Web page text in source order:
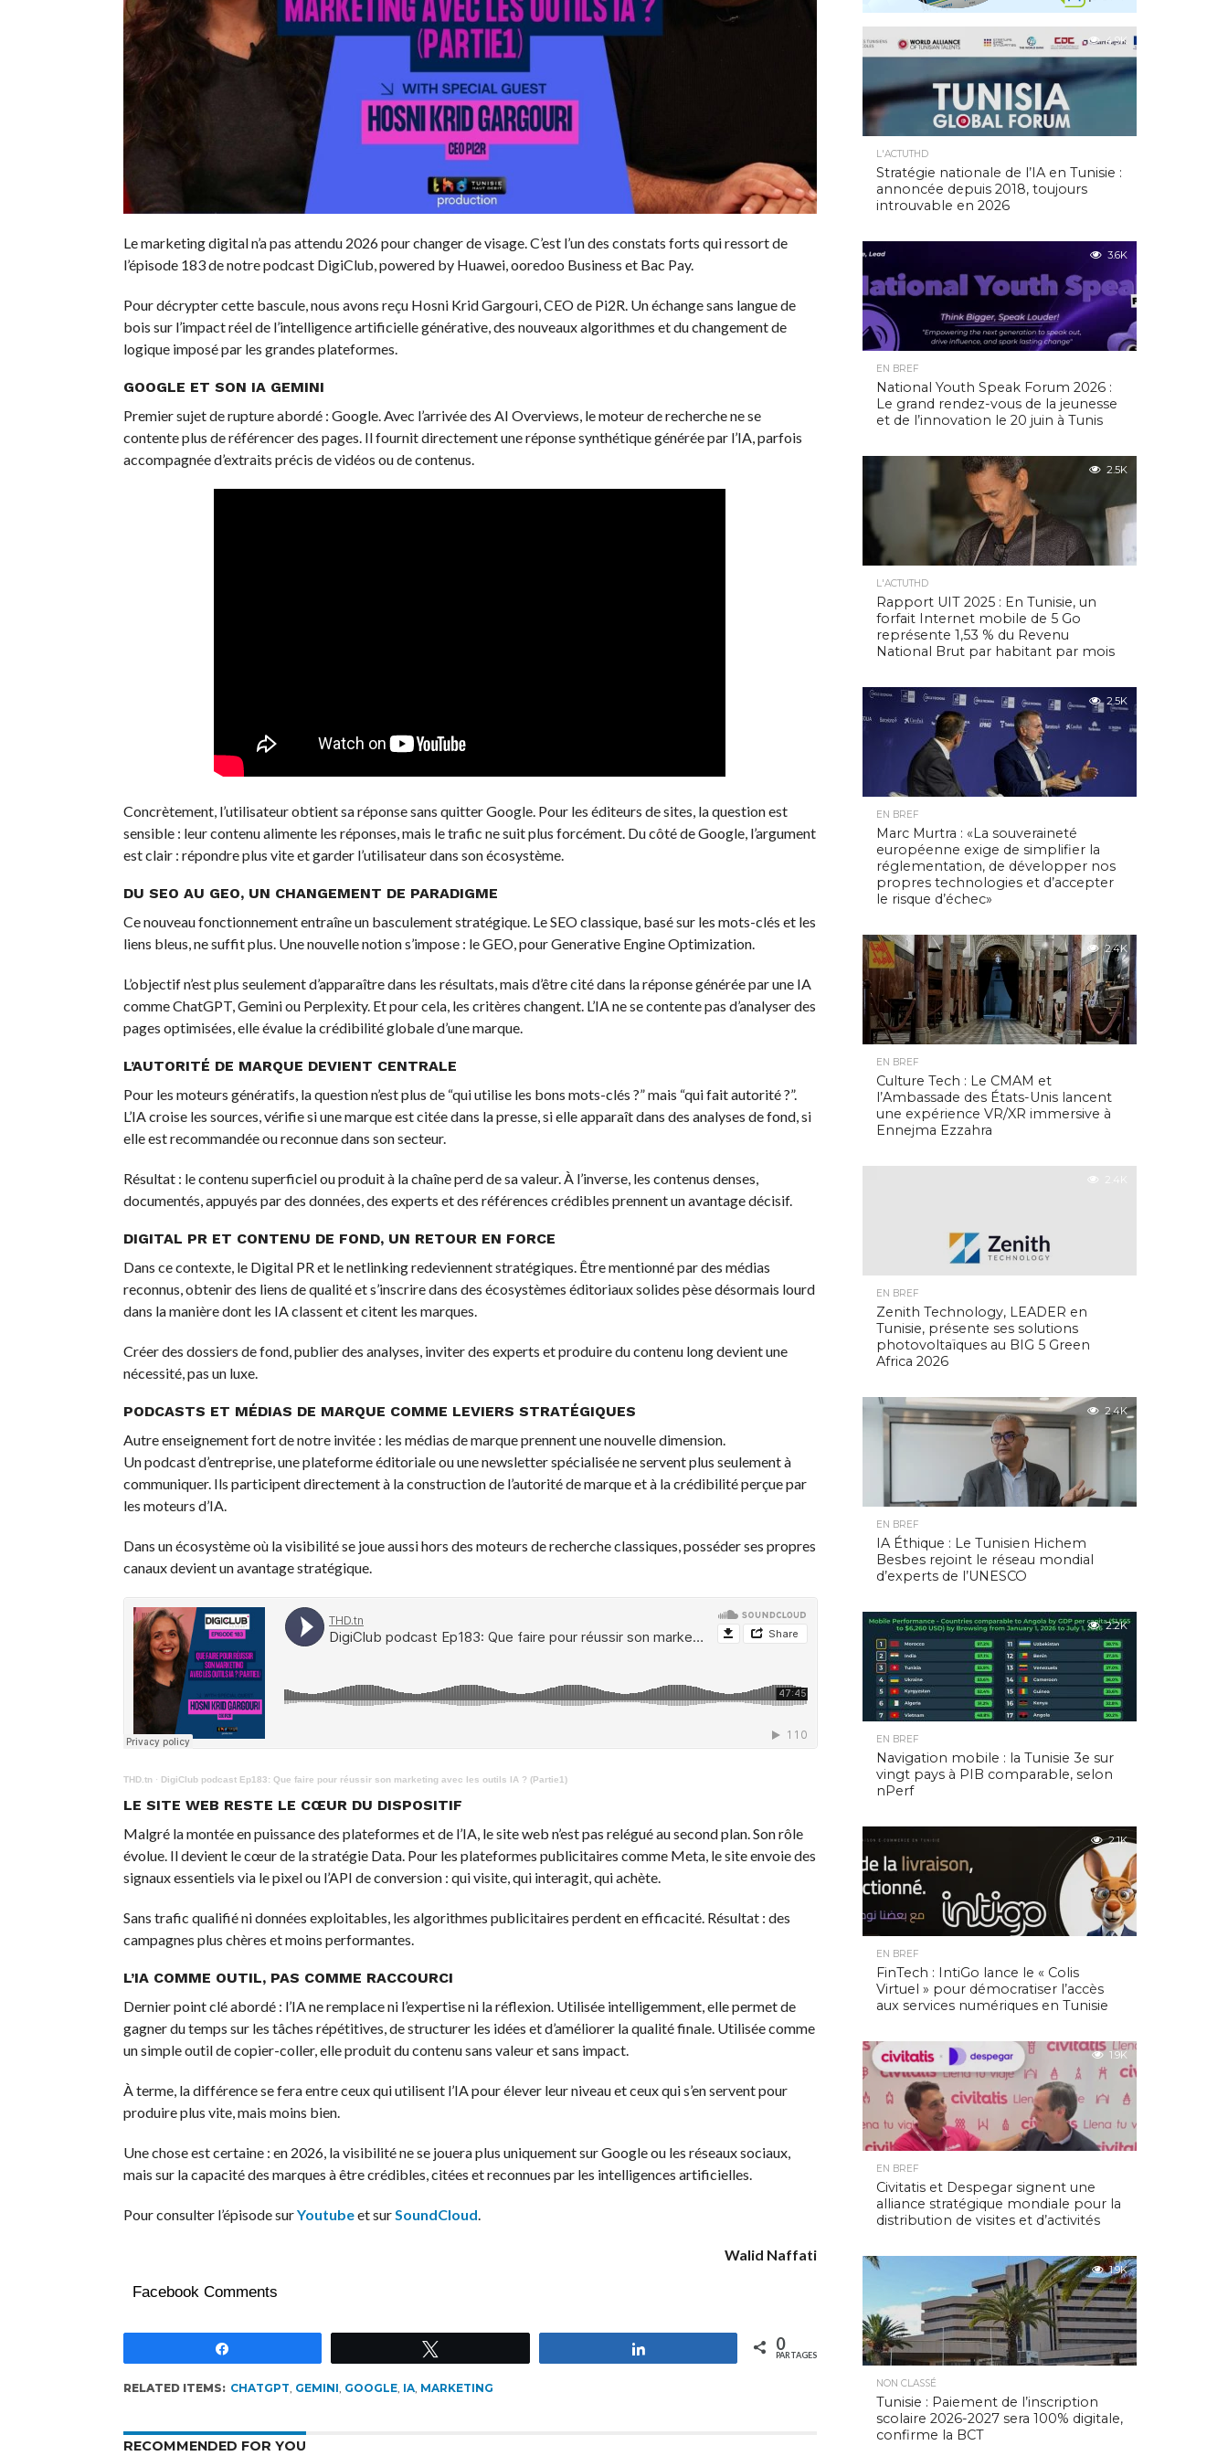
Le marketing digital n’a pas attendu 2026 pour changer de visage. C’est l’un des constats forts qui ressort de
l’épisode 183 de notre podcast DigiClub, powered by Huawei, ooredoo Business et Bac Pay.
Pour décrypter cette bascule, nous avons reçu Hosni Krid Gargouri, CEO de Pi2R. Un échange sans langue de
bois sur l’impact réel de l’intelligence artificielle générative, des nouveaux algorithmes et du changement de
logique imposé par les grandes plateformes.
GOOGLE ET SON IA GEMINI
Premier sujet de rupture abordé : Google. Avec l’arrivée des AI Overviews, le moteur de recherche ne se
contente plus de référencer des pages. Il fournit directement une réponse synthétique générée par l’IA, parfois
accompagnée d’extraits précis de vidéos ou de contenus.
Concrètement, l’utilisateur obtient sa réponse sans quitter Google. Pour les éditeurs de sites, la question est
sensible : leur contenu alimente les réponses, mais le trafic ne suit plus forcément. Du côté de Google, l’argument
est clair : répondre plus vite et garder l’utilisateur dans son écosystème.
DU SEO AU GEO, UN CHANGEMENT DE PARADIGME
Ce nouveau fonctionnement entraîne un basculement stratégique. Le SEO classique, basé sur les mots-clés et les
liens bleus, ne suffit plus. Une nouvelle notion s’impose : le GEO, pour Generative Engine Optimization.
L’objectif n’est plus seulement d’apparaître dans les résultats, mais d’être cité dans la réponse générée par une IA
comme ChatGPT, Gemini ou Perplexity. Et pour cela, les critères changent. L’IA ne se contente pas d’analyser des
pages optimisées, elle évalue la crédibilité globale d’une marque.
L’AUTORITÉ DE MARQUE DEVIENT CENTRALE
Pour les moteurs génératifs, la question n’est plus de “qui utilise les bons mots-clés ?” mais “qui fait autorité ?”.
L’IA croise les sources, vérifie si une marque est citée dans la presse, si elle apparaît dans des analyses de fond, si
elle est recommandée ou reconnue dans son secteur.
Résultat : le contenu superficiel ou produit à la chaîne perd de sa valeur. À l’inverse, les contenus denses,
documentés, appuyés par des données, des experts et des références crédibles prennent un avantage décisif.
DIGITAL PR ET CONTENU DE FOND, UN RETOUR EN FORCE
Dans ce contexte, le Digital PR et le netlinking redeviennent stratégiques. Être mentionné par des médias
reconnus, obtenir des liens de qualité et s’inscrire dans des écosystèmes éditoriaux solides pèse désormais lourd
dans la manière dont les IA classent et citent les marques.
Créer des dossiers de fond, publier des analyses, inviter des experts et produire du contenu long devient une
nécessité, pas un luxe.
PODCASTS ET MÉDIAS DE MARQUE COMME LEVIERS STRATÉGIQUES
Autre enseignement fort de notre invitée : les médias de marque prennent une nouvelle dimension.
Un podcast d’entreprise, une plateforme éditoriale ou une newsletter spécialisée ne servent plus seulement à
communiquer. Ils participent directement à la construction de l’autorité de marque et à la crédibilité perçue par
les moteurs d’IA.
Dans un écosystème où la visibilité se joue aussi hors des moteurs de recherche classiques, posséder ses propres
canaux devient un avantage stratégique.
THD.tn· DigiClub podcast Ep183: Que faire pour réussir son marketing avec les outils IA ? (Partie1)
LE SITE WEB RESTE LE CŒUR DU DISPOSITIF
Malgré la montée en puissance des plateformes et de l’IA, le site web n’est pas relégué au second plan. Son rôle
évolue. Il devient le cœur de la stratégie Data. Pour les plateformes publicitaires comme Meta, le site envoie des
signaux essentiels via le pixel ou l’API de conversion : qui visite, qui interagit, qui achète.
Sans trafic qualifié ni données exploitables, les algorithmes publicitaires perdent en efficacité. Résultat : des
campagnes plus chères et moins performantes.
L’IA COMME OUTIL, PAS COMME RACCOURCI
Dernier point clé abordé : l’IA ne remplace ni l’expertise ni la réflexion. Utilisée intelligemment, elle permet de
gagner du temps sur les tâches répétitives, de structurer les idées et d’améliorer la qualité finale. Utilisée comme
un simple outil de copier-coller, elle produit du contenu sans valeur et sans impact.
À terme, la différence se fera entre ceux qui utilisent l’IA pour élever leur niveau et ceux qui s’en servent pour
produire plus vite, mais moins bien.
Une chose est certaine : en 2026, la visibilité ne se jouera plus uniquement sur Google ou les réseaux sociaux,
mais sur la capacité des marques à être crédibles, citées et reconnues par les intelligences artificielles.
Pour consulter l’épisode surYoutubeet surSoundCloud.
Walid Naffati
Facebook Comments
0
PARTAGES
RELATED ITEMS: CHATGPT, GEMINI, GOOGLE, IA, MARKETING
RECOMMENDED FOR YOU
4.9K
L'ACTUTHD
Stratégie nationale de l’IA en Tunisie :
annoncée depuis 2018, toujours
introuvable en 2026
3.6K
EN BREF
National Youth Speak Forum 2026 :
Le grand rendez-vous de la jeunesse
et de l’innovation le 20 juin à Tunis
2.5K
L'ACTUTHD
Rapport UIT 2025 : En Tunisie, un
forfait Internet mobile de 5 Go
représente 1,53 % du Revenu
National Brut par habitant par mois
2.5K
EN BREF
Marc Murtra : «La souveraineté
européenne exige de simplifier la
réglementation, de développer nos
propres technologies et d’accepter
le risque d’échec»
2.4K
EN BREF
Culture Tech : Le CMAM et
l’Ambassade des États-Unis lancent
une expérience VR/XR immersive à
Ennejma Ezzahra
2.4K
EN BREF
Zenith Technology, LEADER en
Tunisie, présente ses solutions
photovoltaïques au BIG 5 Green
Africa 2026
2.4K
EN BREF
IA Éthique : Le Tunisien Hichem
Besbes rejoint le réseau mondial
d’experts de l’UNESCO
2.2K
EN BREF
Navigation mobile : la Tunisie 3e sur
vingt pays à PIB comparable, selon
nPerf
2.1K
EN BREF
FinTech : IntiGo lance le « Colis
Virtuel » pour démocratiser l’accès
aux services numériques en Tunisie
1.9K
EN BREF
Civitatis et Despegar signent une
alliance stratégique mondiale pour la
distribution de visites et d’activités
1.9K
NON CLASSÉ
Tunisie : Paiement de l’inscription
scolaire 2026-2027 sera 100% digitale,
confirme la BCT